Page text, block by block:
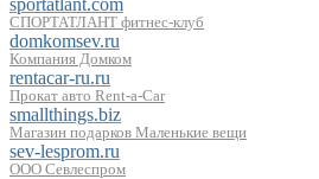
СПОРТАТЛАНТ фитнес-клуб
domkomsev.ru
Компания Домком
rentacar-ru.ru
Прокат авто Rent-a-Car
smallthings.biz
Магазин подарков Маленькие вещи
sev-lesprom.ru
ООО Севлеспром